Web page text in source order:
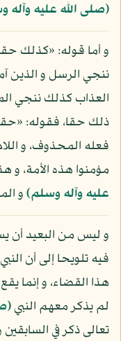
(صلى الله عليه وآله
و أما قوله: «كذلك
ننجي الرسل و الذين
العذاب كذلك ننجي
ذلك حقا، فقوله:
فعله المحذوف، و
مؤمنوا هذه الأمة، و
عليه وآله وسلم)و
و ليس من البعيد أن
فيه تلويحا إلى أن النبي
هذا القضاء، و إنما
لم يذكر معهم النبي
تعالى ذكر في